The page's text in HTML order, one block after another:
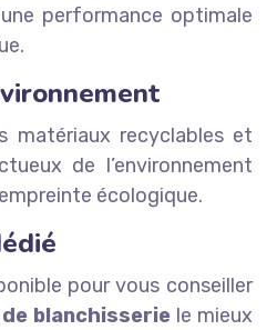
une performance optimale
matériaux recyclables et
de l’environnement
écologique.
pour vous conseiller
blanchisserie le mieux